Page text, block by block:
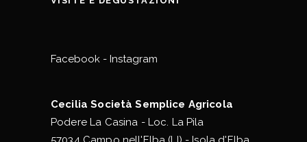
Facebook - Instagram
Cecilia Società Semplice Agricola
Podere La Casina - Loc. La Pila